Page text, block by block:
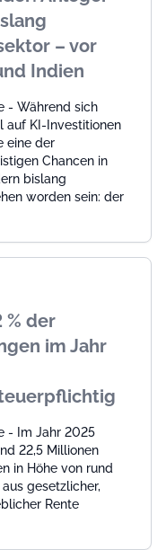
– vor
Indien
- Während sich
auf KI-Investitionen
eine der
Chancen in
bislang
worden sein: der
% der
im Jahr
- Im Jahr 2025
22,5 Millionen
in Höhe von rund
gesetzlicher,
Rente